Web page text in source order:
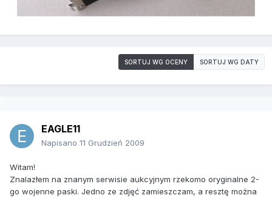
SORTUJ WG OCENY SORTUJ WG DATY
EAGLE11
Napisano 11 Grudzień 2009
Witam!
Znalazłem na znanym serwisie aukcyjnym rzekomo oryginalne 2-
go wojenne paski. Jedno ze zdjęć zamieszczam, a resztę można